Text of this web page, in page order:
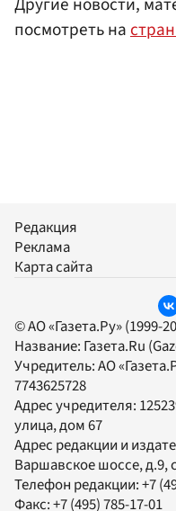
посмотреть на
Редакция
Реклама
Карта сайта
© АО «Газета.Ру» (1999-
Название: Газета.Ru
Учредитель:АО
7743625728
Адрес учредителя:
улица, дом 67
Адрес редакции и
Варшавское шоссе, д.9,
Телефон редакции:+7
Факс:+7 (495) 785-17-01